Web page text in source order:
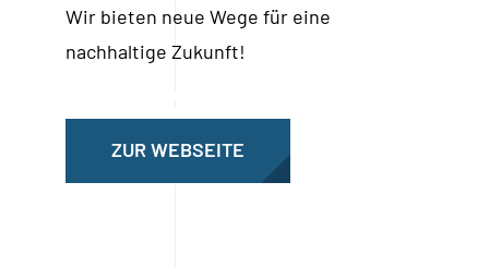
Wir bieten neue Wege für eine
nachhaltige Zukunft!
ZUR WEBSEITE